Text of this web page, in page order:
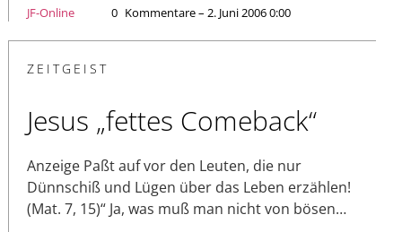
JF-Online 0 Kommentare – 2. Juni 2006 0:00
ZEITGEIST
Jesus „fettes Comeback“
Anzeige Paßt auf vor den Leuten, die nur
Dünnschiß und Lügen über das Leben erzählen!
(Mat. 7, 15)“ Ja, was muß man nicht von bösen…